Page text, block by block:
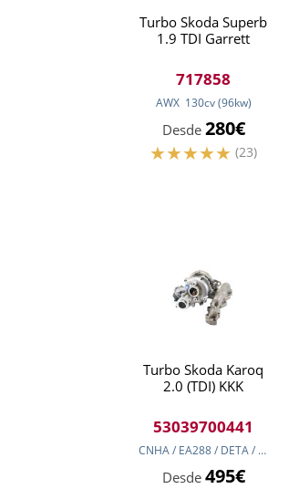
Turbo Skoda Superb
1.9 TDI Garrett
717858
AWX 130cv (96kw)
Desde 280€
(23)
Turbo Skoda Karoq
2.0 (TDI) KKK
53039700441
CNHA / EA288 / DETA / DESA / EA288 / DDAA / DFHA
Desde 495€